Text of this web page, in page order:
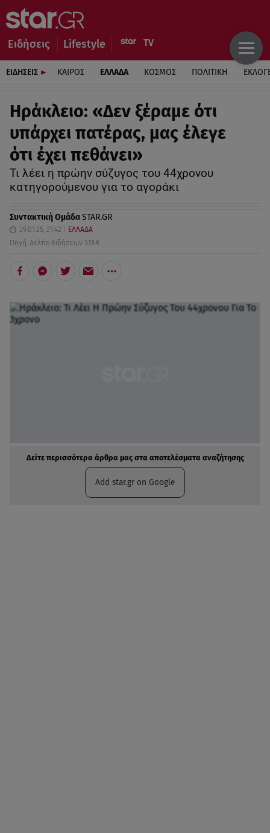
Ειδήσεις Lifestyle
ΕΙΔΗΣΕΙΣ ΚΑΙΡΟΣ ΕΛΛΑΔΑ ΚΟΣΜΟΣ ΠΟΛΙΤΙΚΗ
Ηράκλειο: «Δεν ξέραμε ότι
υπάρχει πατέρας, μας έλεγε
ότι έχει πεθάνει»
Τι λέει η πρώην σύζυγος του 44χρονου
κατηγορούμενου για το αγοράκι
Συντακτική ΟμάδαSTAR.GR
29.01.25, 21:42
ΕΛΛΑΔΑ
Πηγή: Δελτίο Ειδήσεων STAR
Δείτε περισσότερα άρθρα μας στα αποτελέσματα αναζήτησης
Add star.gr on Google